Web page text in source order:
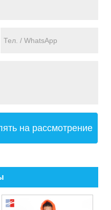
на рассмотрение